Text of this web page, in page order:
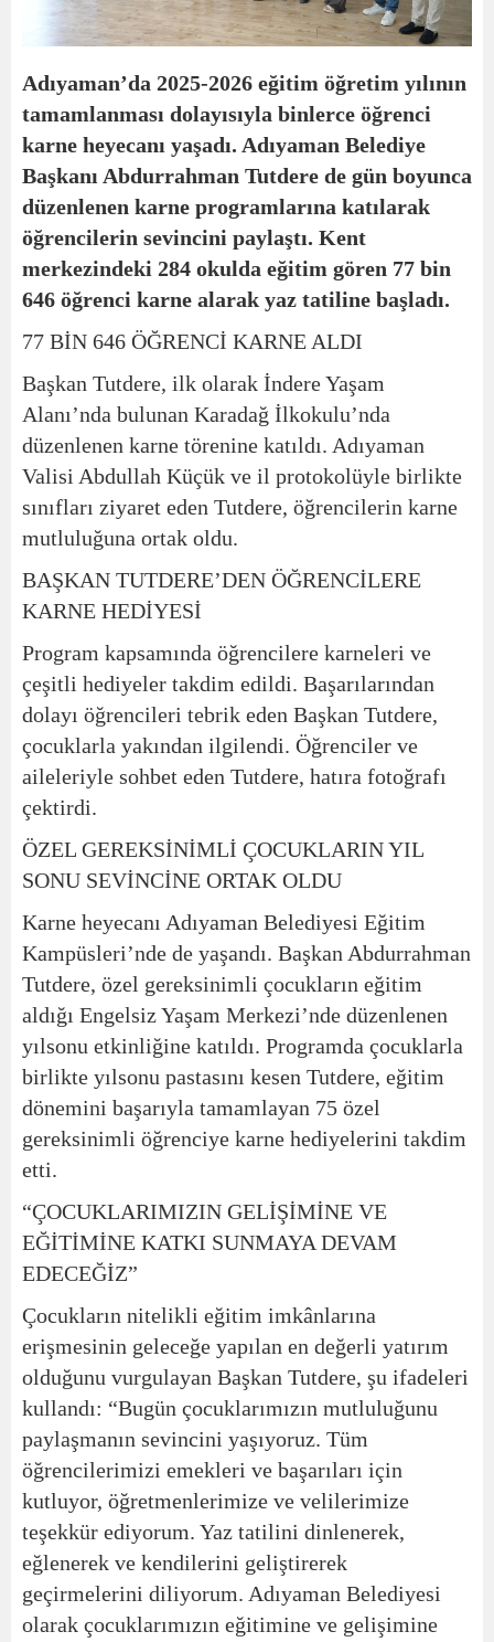
Adıyaman’da 2025-2026 eğitim öğretim yılının
tamamlanması dolayısıyla binlerce öğrenci
karne heyecanı yaşadı. Adıyaman Belediye
Başkanı Abdurrahman Tutdere de gün boyunca
düzenlenen karne programlarına katılarak
öğrencilerin sevincini paylaştı. Kent
merkezindeki 284 okulda eğitim gören 77 bin
646 öğrenci karne alarak yaz tatiline başladı.
77 BİN 646 ÖĞRENCİ KARNE ALDI
Başkan Tutdere, ilk olarak İndere Yaşam
Alanı’nda bulunan Karadağ İlkokulu’nda
düzenlenen karne törenine katıldı. Adıyaman
Valisi Abdullah Küçük ve il protokolüyle birlikte
sınıfları ziyaret eden Tutdere, öğrencilerin karne
mutluluğuna ortak oldu.
BAŞKAN TUTDERE’DEN ÖĞRENCİLERE
KARNE HEDİYESİ
Program kapsamında öğrencilere karneleri ve
çeşitli hediyeler takdim edildi. Başarılarından
dolayı öğrencileri tebrik eden Başkan Tutdere,
çocuklarla yakından ilgilendi. Öğrenciler ve
aileleriyle sohbet eden Tutdere, hatıra fotoğrafı
çektirdi.
ÖZEL GEREKSİNİMLİ ÇOCUKLARIN YIL
SONU SEVİNCİNE ORTAK OLDU
Karne heyecanı Adıyaman Belediyesi Eğitim
Kampüsleri’nde de yaşandı. Başkan Abdurrahman
Tutdere, özel gereksinimli çocukların eğitim
aldığı Engelsiz Yaşam Merkezi’nde düzenlenen
yılsonu etkinliğine katıldı. Programda çocuklarla
birlikte yılsonu pastasını kesen Tutdere, eğitim
dönemini başarıyla tamamlayan 75 özel
gereksinimli öğrenciye karne hediyelerini takdim
etti.
“ÇOCUKLARIMIZIN GELİŞİMİNE VE
EĞİTİMİNE KATKI SUNMAYA DEVAM
EDECEĞİZ”
Çocukların nitelikli eğitim imkânlarına
erişmesinin geleceğe yapılan en değerli yatırım
olduğunu vurgulayan Başkan Tutdere, şu ifadeleri
kullandı: “Bugün çocuklarımızın mutluluğunu
paylaşmanın sevincini yaşıyoruz. Tüm
öğrencilerimizi emekleri ve başarıları için
kutluyor, öğretmenlerimize ve velilerimize
teşekkür ediyorum. Yaz tatilini dinlenerek,
eğlenerek ve kendilerini geliştirerek
geçirmelerini diliyorum. Adıyaman Belediyesi
olarak çocuklarımızın eğitimine ve gelişimine